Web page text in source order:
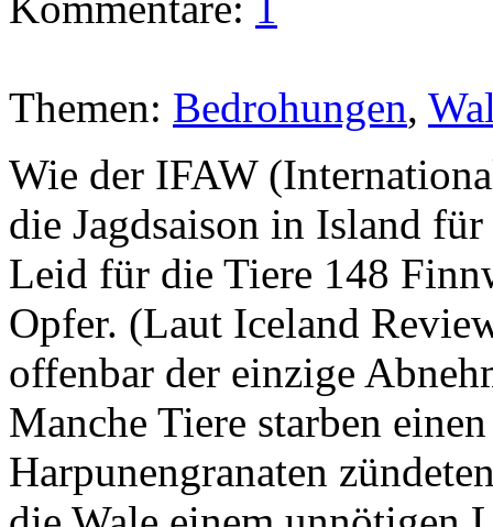
Themen: Bedrohungen,
Wie der IFAW
die Jagdsaison in Island
Leid für die Tiere 148
Opfer. (Laut Iceland
offenbar der einzige
Manche Tiere starben
Harpunengranaten